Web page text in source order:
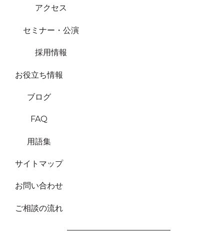
アクセス
セミナー・公演
採用情報
お役立ち情報
ブログ
FAQ
用語集
サイトマップ
お問い合わせ
ご相談の流れ